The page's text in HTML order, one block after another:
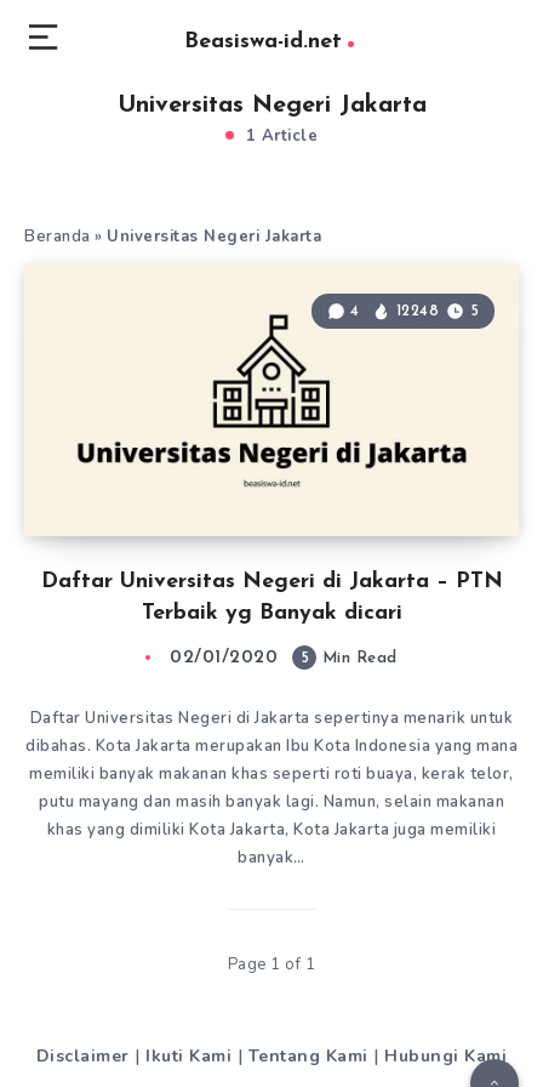
Beasiswa-id.net
Universitas Negeri Jakarta
1 Article
Beranda » Universitas Negeri Jakarta
Daftar Universitas Negeri di Jakarta – PTN
Terbaik yg Banyak dicari
4 12248 5
02/01/2020 5 Min Read
Daftar Universitas Negeri di Jakarta sepertinya menarik untuk
dibahas. Kota Jakarta merupakan Ibu Kota Indonesia yang mana
memiliki banyak makanan khas seperti roti buaya, kerak telor,
putu mayang dan masih banyak lagi. Namun, selain makanan
khas yang dimiliki Kota Jakarta, Kota Jakarta juga memiliki
banyak…
Page 1 of 1
Disclaimer | Ikuti Kami | Tentang Kami | Hubungi Kami